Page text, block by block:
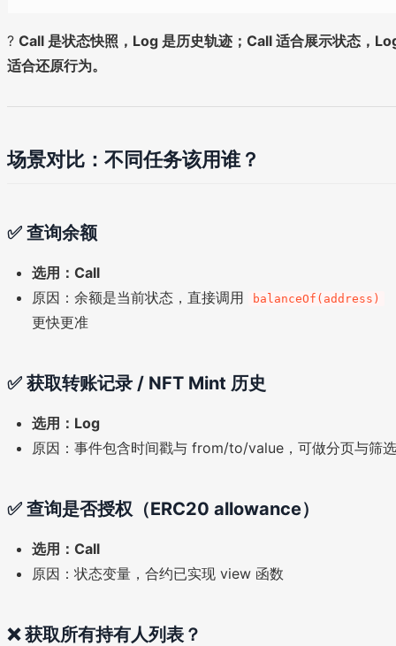
? Call 是状态快照，Log 是历史轨迹；Call 适合展示状态，
适合还原行为。
场景对比：不同任务该用谁？
✅ 查询余额
选用：Call
原因：余额是当前状态，直接调用
balanceOf(address)
更快更准
✅ 获取转账记录 / NFT Mint 历史
选用：Log
原因：事件包含时间戳与 from/to/value，可做分页与筛选
✅ 查询是否授权（ERC20 allowance）
选用：Call
原因：状态变量，合约已实现 view 函数
❌ 获取所有持有人列表？